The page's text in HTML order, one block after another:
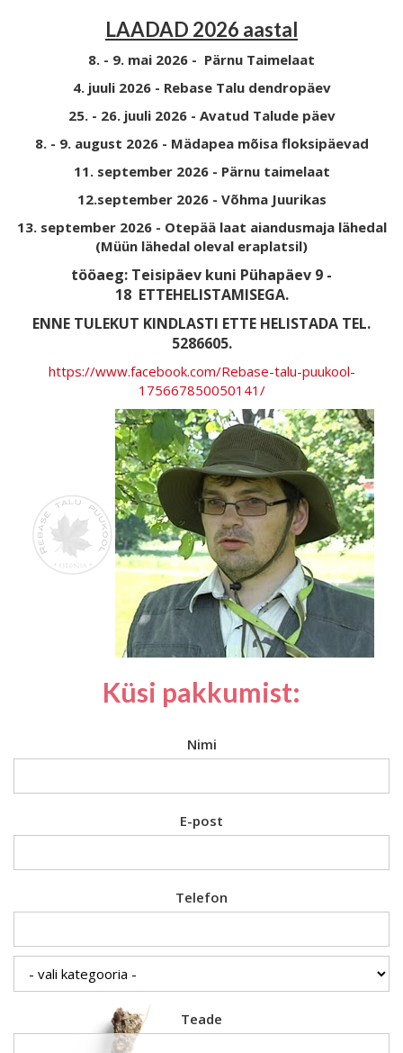
LAADAD 2026 aastal
8. - 9. mai 2026 - Pärnu Taimelaat
4. juuli 2026 - Rebase Talu dendropäev
25. - 26. juuli 2026 - Avatud Talude päev
8. - 9. august 2026 - Mädapea mõisa floksipäevad
11. september 2026 - Pärnu taimelaat
12.september 2026 - Võhma Juurikas
13. september 2026 - Otepää laat aiandusmaja lähedal
(Müün lähedal oleval eraplatsil)
tööaeg: Teisipäev kuni Pühapäev 9 -
18 ETTEHELISTAMISEGA.
ENNE TULEKUT KINDLASTI ETTE HELISTADA TEL.
5286605.
https://www.facebook.com/Rebase-talu-puukool-
175667850050141/
Küsi pakkumist:
Nimi
E-post
Telefon
Teade